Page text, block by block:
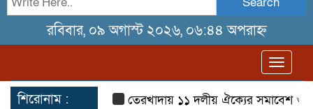
রবিবার, ০৯ অগাস্ট ২০২৬, ০৬:৪৪ অপরাহ্ন
শিরোনাম : তেরখাদায় ১১ দলীয় ঐক্যের সমাবেশ ও গণ